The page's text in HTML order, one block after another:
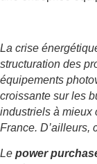
La crise
structuration des
équipements
croissante sur les
industriels à mieux
France. D’ailleurs,
Le power